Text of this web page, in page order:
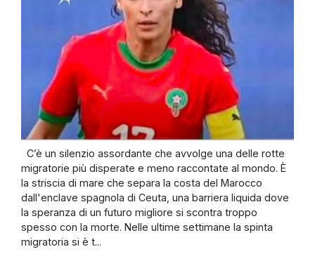
C’è un silenzio assordante che avvolge una delle rotte
migratorie più disperate e meno raccontate al mondo. È
la striscia di mare che separa la costa del Marocco
dall'enclave spagnola di Ceuta, una barriera liquida dove
la speranza di un futuro migliore si scontra troppo
spesso con la morte. Nelle ultime settimane la spinta
migratoria si è t...